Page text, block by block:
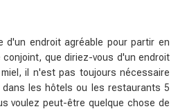
d'un endroit agréable pour partir en
conjoint, que diriez-vous d'un endroit
il n'est pas toujours nécessaire
les hôtels ou les restaurants 5
voulez peut-être quelque chose de